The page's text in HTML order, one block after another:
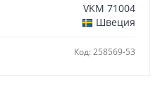
VKM 71004
Швеция
Код: 258569-53